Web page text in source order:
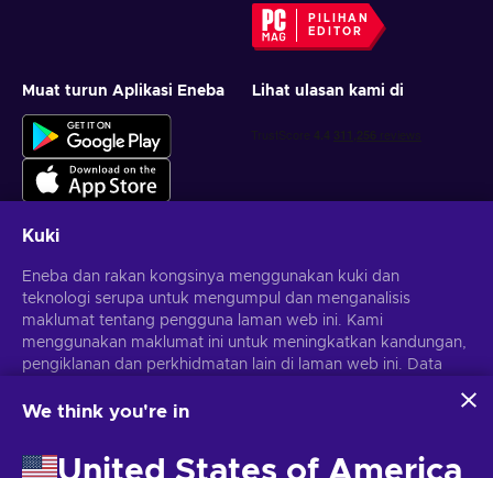
PILIHAN
EDITOR
Muat turun Aplikasi Eneba Lihat ulasan kami di
Dapatkan tawaran permainan yang diperibadikan
Langgan
Anda boleh berhenti melanggan pada bila-bila masa.Lawati notis
Kuki
Eneba dan rakan kongsinya menggunakan kuki dan
teknologi serupa untuk mengumpul dan menganalisis
maklumat tentang pengguna laman web ini. Kami
menggunakan maklumat ini untuk meningkatkan kandungan,
pengiklanan dan perkhidmatan lain di laman web ini. Data
iklan.
penggunaan teknologi ini oleh Eneba dan rakan kongsinya.
Anda boleh melaraskan persetujuan anda dengan mengklik
We think you're in
United States of America